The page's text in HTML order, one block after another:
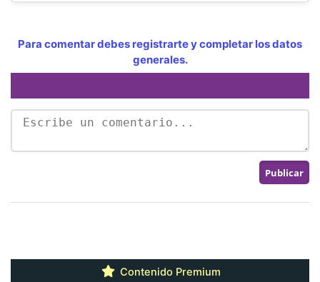
Para comentar debes registrarte y completar los datos
generales.
Contenido Premium